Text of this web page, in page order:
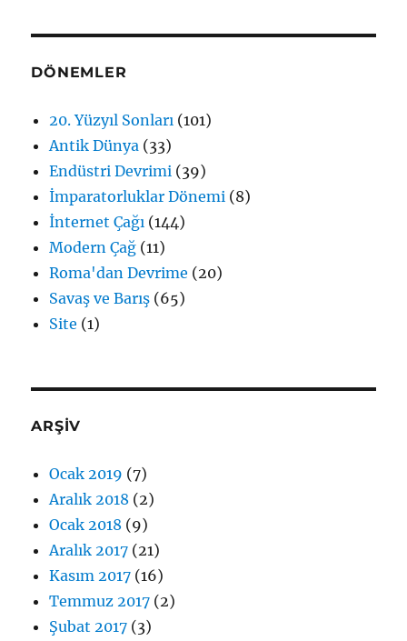
DÖNEMLER
20. Yüzyıl Sonları (101)
Antik Dünya (33)
Endüstri Devrimi (39)
İmparatorluklar Dönemi (8)
İnternet Çağı (144)
Modern Çağ (11)
Roma'dan Devrime (20)
Savaş ve Barış (65)
Site (1)
ARŞİV
Ocak 2019 (7)
Aralık 2018 (2)
Ocak 2018 (9)
Aralık 2017 (21)
Kasım 2017 (16)
Temmuz 2017 (2)
Şubat 2017 (3)